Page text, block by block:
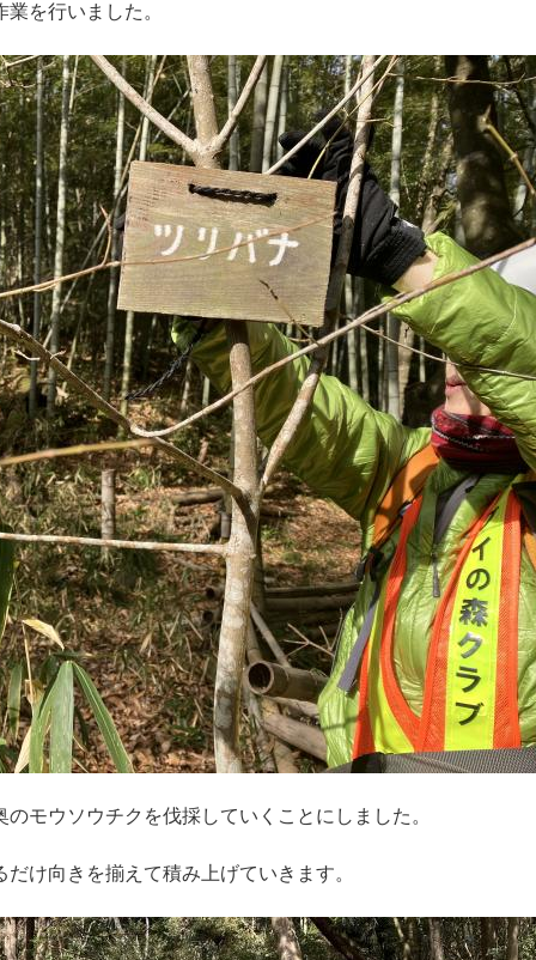
を行いました。
モウソウチクを伐採していくことにしました。
け向きを揃えて積み上げていきます。